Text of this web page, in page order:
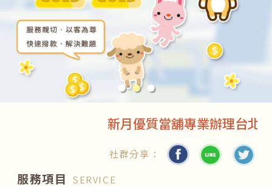
● ● ●
新月優質當舖專業辦理台北汽車
社群分享：
服務項目 SERVICE